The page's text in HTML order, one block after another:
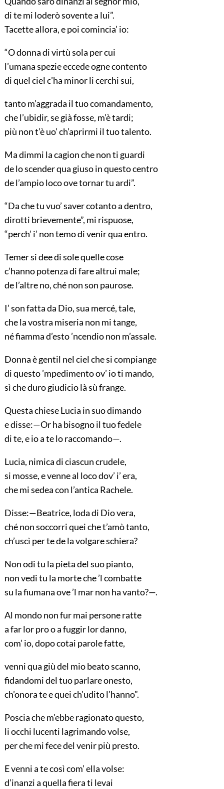
di te mi loderò sovente a lui”.
Tacette allora, e poi comincia’ io:
“O donna di virtù sola per cui
l’umana spezie eccede ogne contento
di quel ciel c’ha minor li cerchi sui,
tanto m’aggrada il tuo comandamento,
che l’ubidir, se già fosse, m’è tardi;
più non t’è uo’ ch’aprirmi il tuo talento.
Ma dimmi la cagion che non ti guardi
de lo scender qua giuso in questo centro
de l’ampio loco ove tornar tu ardi”.
“Da che tu vuo’ saver cotanto a dentro,
dirotti brievemente”, mi rispuose,
“perch’ i’ non temo di venir qua entro.
Temer si dee di sole quelle cose
c’hanno potenza di fare altrui male;
de l’altre no, ché non son paurose.
I’ son fatta da Dio, sua mercé, tale,
che la vostra miseria non mi tange,
né fiamma d’esto ’ncendio non m’assale.
Donna è gentil nel ciel che si compiange
di questo ’mpedimento ov’ io ti mando,
sì che duro giudicio là sù frange.
Questa chiese Lucia in suo dimando
e disse:—Or ha bisogno il tuo fedele
di te, e io a te lo raccomando—.
Lucia, nimica di ciascun crudele,
si mosse, e venne al loco dov’ i’ era,
che mi sedea con l’antica Rachele.
Disse:—Beatrice, loda di Dio vera,
ché non soccorri quei che t’amò tanto,
ch’uscì per te de la volgare schiera?
Non odi tu la pieta del suo pianto,
non vedi tu la morte che ’l combatte
su la fiumana ove ’l mar non ha vanto?—.
Al mondo non fur mai persone ratte
a far lor pro o a fuggir lor danno,
com’ io, dopo cotai parole fatte,
venni qua giù del mio beato scanno,
fidandomi del tuo parlare onesto,
ch’onora te e quei ch’udito l’hanno”.
Poscia che m’ebbe ragionato questo,
li occhi lucenti lagrimando volse,
per che mi fece del venir più presto.
E venni a te così com’ ella volse:
d’inanzi a quella fiera ti levai